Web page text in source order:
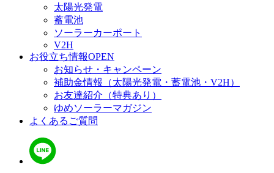
太陽光発電
蓄電池
ソーラーカーポート
V2H
お役立ち情報OPEN
お知らせ・キャンペーン
補助金情報（太陽光発電・蓄電池・V2H）
お友達紹介（特典あり）
ゆめソーラーマガジン
よくあるご質問